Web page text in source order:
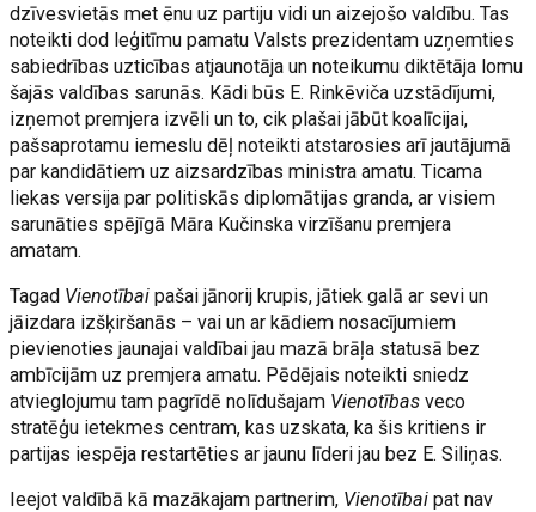
dzīvesvietās met ēnu uz partiju vidi un aizejošo valdību. Tas
noteikti dod leģitīmu pamatu Valsts prezidentam uzņemties
sabiedrības uzticības atjaunotāja un noteikumu diktētāja lomu
šajās valdības sarunās. Kādi būs E. Rinkēviča uzstādījumi,
izņemot premjera izvēli un to, cik plašai jābūt koalīcijai,
pašsaprotamu iemeslu dēļ noteikti atstarosies arī jautājumā
par kandidātiem uz aizsardzības ministra amatu. Ticama
liekas versija par politiskās diplomātijas granda, ar visiem
sarunāties spējīgā Māra Kučinska virzīšanu premjera
amatam.
Tagad Vienotībaipašai jānorij krupis, jātiek galā ar sevi un
jāizdara izšķiršanās – vai un ar kādiem nosacījumiem
pievienoties jaunajai valdībai jau mazā brāļa statusā bez
ambīcijām uz premjera amatu. Pēdējais noteikti sniedz
atvieglojumu tam pagrīdē nolīdušajam Vienotībasveco
stratēģu ietekmes centram, kas uzskata, ka šis kritiens ir
partijas iespēja restartēties ar jaunu līderi jau bez E. Siliņas.
Ieejot valdībā kā mazākajam partnerim, Vienotībaipat nav